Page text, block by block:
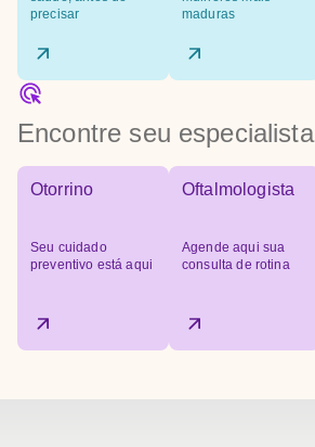
precisar
maduras
Encontre seu especialista
Otorrino
Seu cuidado
preventivo está aqui
Oftalmologista
Agende aqui sua
consulta de rotina